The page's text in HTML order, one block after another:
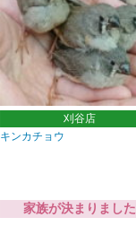
刈谷店
キンカチョウ
家族が決まりました